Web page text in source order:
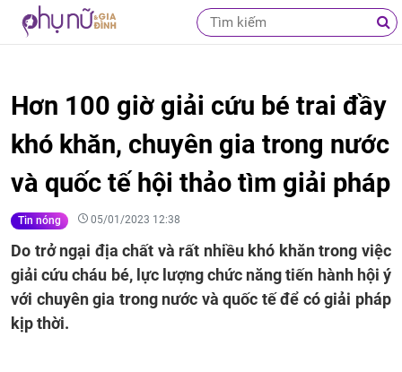
Hơn 100 giờ giải cứu bé trai đầy
khó khăn, chuyên gia trong nước
và quốc tế hội thảo tìm giải pháp
Tin nóng 05/01/2023 12:38
Do trở ngại địa chất và rất nhiều khó khăn trong việc
giải cứu cháu bé, lực lượng chức năng tiến hành hội ý
với chuyên gia trong nước và quốc tế để có giải pháp
kịp thời.